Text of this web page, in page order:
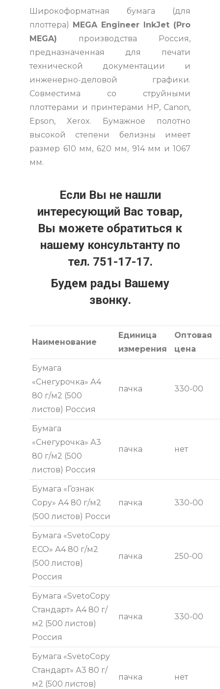
Широкоформатная бумага (для
плоттера) MEGA Engineer InkJet (Pro
MEGA) производства Россия,
предназначенная для печати
технической документации и
инженерно-деловой графики.
Совместима со струйными
плоттерами и принтерами НP, Сanon,
Еpson, Xerox. Бумажное полотно
высокой степени белизны имеет
размер 610 мм, 620 мм, 914 мм и 1067
мм.
Если Вы не нашли
интересующий Вас товар,
Вы можете обратиться к
нашему консультанту по
тел. 751-17-17.
Будем рады Вашему
звонку.
Наименование
Единица
измерения
Оптовая
цена
Бумага
«Снегурочка» А4
80 г/м2 (500
листов) Россия
пачка 330-00
Бумага
«Снегурочка» А3
80 г/м2 (500
листов) Россия
пачка нет
Бумага «Гознак
Copy» А4 80 г/м2
(500 листов) Росси
пачка 330-00
Бумага «SvetoCopy
ECO» А4 80 г/м2
(500 листов)
Россия
пачка 250-00
Бумага «SvetoCopy
Стандарт» А4 80 г/
м2 (500 листов)
Россия
пачка 330-00
Бумага «SvetoCopy
Стандарт» А3 80 г/
м2 (500 листов)
пачка нет